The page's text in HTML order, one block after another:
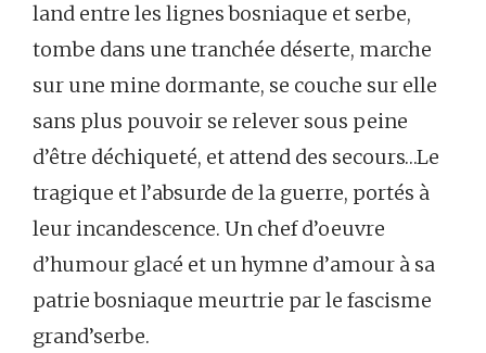
land entre les lignes bosniaque et serbe,
tombe dans une tranchée déserte, marche
sur une mine dormante, se couche sur elle
sans plus pouvoir se relever sous peine
d’être déchiqueté, et attend des secours…Le
tragique et l’absurde de la guerre, portés à
leur incandescence. Un chef d’oeuvre
d’humour glacé et un hymne d’amour à sa
patrie bosniaque meurtrie par le fascisme
grand’serbe.